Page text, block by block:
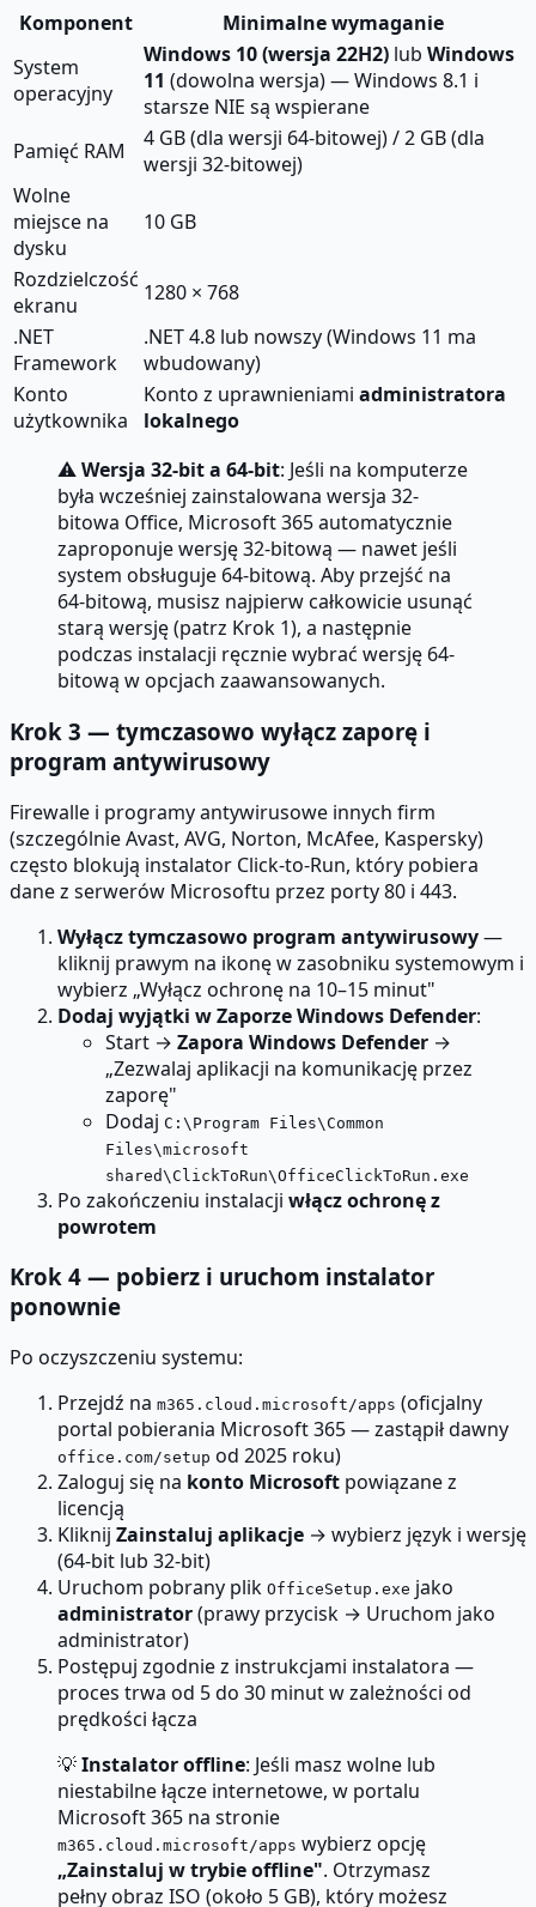
Komponent
Minimalne wymaganie
System
operacyjny
Windows 10 (wersja 22H2) lub Windows
11 (dowolna wersja) — Windows 8.1 i
starsze NIE są wspierane
Pamięć RAM
4 GB (dla wersji 64-bitowej) / 2 GB (dla
wersji 32-bitowej)
Wolne
miejsce na
dysku
10 GB
Rozdzielczość
ekranu
1280 × 768
.NET
Framework
.NET 4.8 lub nowszy (Windows 11 ma
wbudowany)
Konto
użytkownika
Konto z uprawnieniami administratora
lokalnego
⚠Wersja 32-bit a 64-bit: Jeśli na komputerze
była wcześniej zainstalowana wersja 32-
bitowa Office, Microsoft 365 automatycznie
zaproponuje wersję 32-bitową — nawet jeśli
system obsługuje 64-bitową. Aby przejść na
64-bitową, musisz najpierw całkowicie usunąć
starą wersję (patrz Krok 1), a następnie
podczas instalacji ręcznie wybrać wersję 64-
bitową w opcjach zaawansowanych.
Krok 3 — tymczasowo wyłącz zaporę i
program antywirusowy
Firewalle i programy antywirusowe innych firm
(szczególnie Avast, AVG, Norton, McAfee, Kaspersky)
często blokują instalator Click-to-Run, który pobiera
dane z serwerów Microsoftu przez porty 80 i 443.
Wyłącz tymczasowo program antywirusowy—
kliknij prawym na ikonę w zasobniku systemowym i
wybierz „Wyłącz ochronę na 10–15 minut"
Dodaj wyjątki w Zaporze Windows Defender:
Start → Zapora Windows Defender →
„Zezwalaj aplikacji na komunikację przez
zaporę"
Dodaj C:\Program Files\Common
Files\microsoft
shared\ClickToRun\OfficeClickToRun.exe
Po zakończeniu instalacji włącz ochronę z
powrotem
Krok 4 — pobierz i uruchom instalator
ponownie
Po oczyszczeniu systemu:
Przejdź na m365.cloud.microsoft/apps (oficjalny
portal pobierania Microsoft 365 — zastąpił dawny
office.com/setup od 2025 roku)
Zaloguj się na konto Microsoft powiązane z
licencją
Kliknij Zainstaluj aplikacje → wybierz język i wersję
(64-bit lub 32-bit)
Uruchom pobrany plik OfficeSetup.exe jako
administrator(prawy przycisk → Uruchom jako
administrator)
Postępuj zgodnie z instrukcjami instalatora —
proces trwa od 5 do 30 minut w zależności od
prędkości łącza
💡Instalator offline: Jeśli masz wolne lub
niestabilne łącze internetowe, w portalu
Microsoft 365 na stronie
m365.cloud.microsoft/apps wybierz opcję
„Zainstaluj w trybie offline". Otrzymasz
pełny obraz ISO (około 5 GB), który możesz